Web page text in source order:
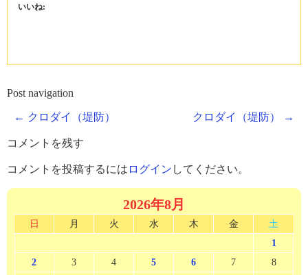
いいね:
Post navigation
← クロダイ（堤防） クロダイ（堤防） →
コメントを残す
コメントを投稿するには ログイン してください。
2026年8月
日 月 火 水 木 金
土
1
2
3 4 5 6 7
8